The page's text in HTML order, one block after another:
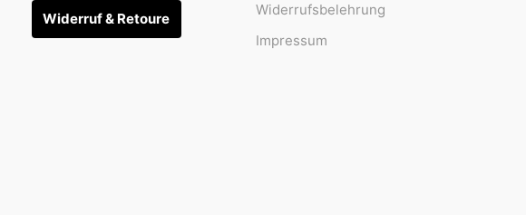
Widerruf & Retoure
Widerrufsbelehrung
Impressum